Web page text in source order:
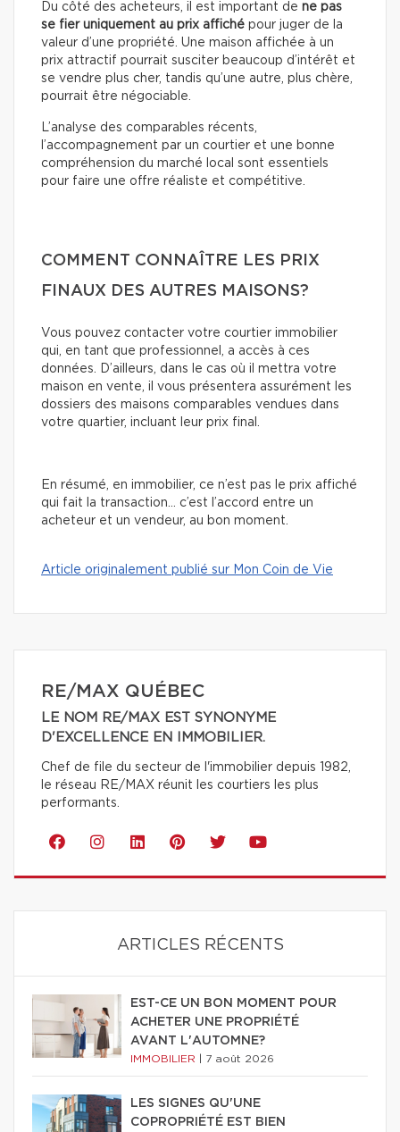
Du côté des acheteurs, il est important de ne pas
se fier uniquement au prix affiché pour juger de la
valeur d’une propriété. Une maison affichée à un
prix attractif pourrait susciter beaucoup d’intérêt et
se vendre plus cher, tandis qu’une autre, plus chère,
pourrait être négociable.
L’analyse des comparables récents,
l’accompagnement par un courtier et une bonne
compréhension du marché local sont essentiels
pour faire une offre réaliste et compétitive.
COMMENT CONNAÎTRE LES PRIX
FINAUX DES AUTRES MAISONS?
Vous pouvez contacter votre courtier immobilier
qui, en tant que professionnel, a accès à ces
données. D’ailleurs, dans le cas où il mettra votre
maison en vente, il vous présentera assurément les
dossiers des maisons comparables vendues dans
votre quartier, incluant leur prix final.
En résumé, en immobilier, ce n’est pas le prix affiché
qui fait la transaction… c’est l’accord entre un
acheteur et un vendeur, au bon moment.
Article originalement publié sur Mon Coin de Vie
RE/MAX QUÉBEC
LE NOM RE/MAX EST SYNONYME
D'EXCELLENCE EN IMMOBILIER.
Chef de file du secteur de l'immobilier depuis 1982,
le réseau RE/MAX réunit les courtiers les plus
performants.
ARTICLES RÉCENTS
EST-CE UN BON MOMENT POUR
ACHETER UNE PROPRIÉTÉ
AVANT L'AUTOMNE?
IMMOBILIER 7 août 2026
LES SIGNES QU'UNE
COPROPRIÉTÉ EST BIEN